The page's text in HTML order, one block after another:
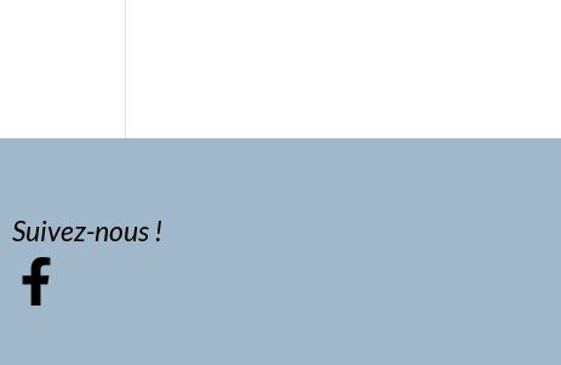
Suivez-nous !